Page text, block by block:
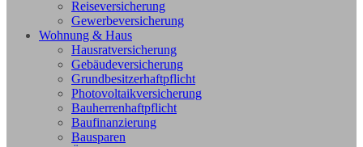
Reiseversicherung
Gewerbeversicherung
Wohnung & Haus
Hausratversicherung
Gebäudeversicherung
Grundbesitzerhaftpflicht
Photovoltaikversicherung
Bauherrenhaftpflicht
Baufinanzierung
Bausparen